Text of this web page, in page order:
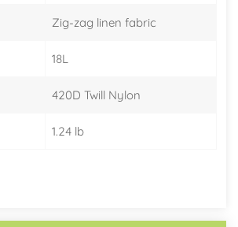
Zig-zag linen fabric
18L
420D Twill Nylon
1.24 lb